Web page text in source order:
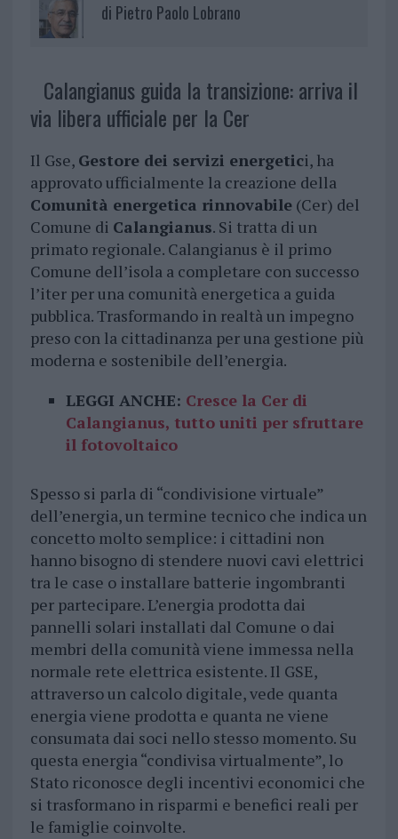
di Pietro Paolo Lobrano
Calangianus guida la transizione: arriva il
via libera ufficiale per la Cer
Il Gse, Gestore dei servizi energetici, ha
approvato ufficialmente la creazione della
Comunità energetica rinnovabile(Cer) del
Comune di Calangianus. Si tratta di un
primato regionale. Calangianus è il primo
Comune dell’isola a completare con successo
l’iter per una comunità energetica a guida
pubblica. Trasformando in realtà un impegno
preso con la cittadinanza per una gestione più
moderna e sostenibile dell’energia.
LEGGI ANCHE: Cresce la Cer di
Calangianus, tutto uniti per sfruttare
il fotovoltaico
Spesso si parla di “condivisione virtuale”
dell’energia, un termine tecnico che indica un
concetto molto semplice: i cittadini non
hanno bisogno di stendere nuovi cavi elettrici
tra le case o installare batterie ingombranti
per partecipare. L’energia prodotta dai
pannelli solari installati dal Comune o dai
membri della comunità viene immessa nella
normale rete elettrica esistente. Il GSE,
attraverso un calcolo digitale, vede quanta
energia viene prodotta e quanta ne viene
consumata dai soci nello stesso momento. Su
questa energia “condivisa virtualmente”, lo
Stato riconosce degli incentivi economici che
si trasformano in risparmi e benefici reali per
le famiglie coinvolte.